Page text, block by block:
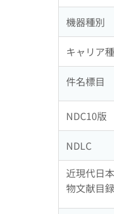
機器種別
キャリア
件名標目
NDC10版
NDLC
近現代日
物文献目録